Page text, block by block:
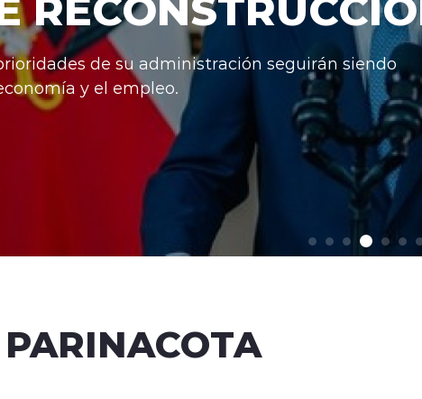
Ahora la ley
luego de
critican la
Ver más